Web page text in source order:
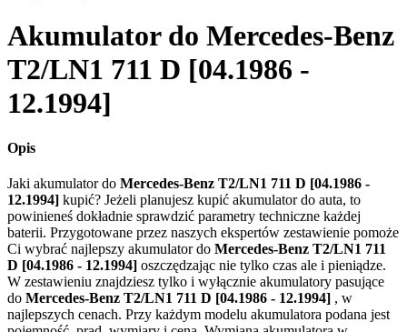
Akumulator do Mercedes-Benz
T2/LN1 711 D [04.1986 -
12.1994]
Opis
Jaki akumulator do Mercedes-Benz T2/LN1 711 D [04.1986 -
12.1994] kupić? Jeżeli planujesz kupić akumulator do auta, to
powinieneś dokładnie sprawdzić parametry techniczne każdej
baterii. Przygotowane przez naszych ekspertów zestawienie pomoże
Ci wybrać najlepszy akumulator do Mercedes-Benz T2/LN1 711
D [04.1986 - 12.1994] oszczędzając nie tylko czas ale i pieniądze.
W zestawieniu znajdziesz tylko i wyłącznie akumulatory pasujące
do Mercedes-Benz T2/LN1 711 D [04.1986 - 12.1994] , w
najlepszych cenach. Przy każdym modelu akumulatora podana jest